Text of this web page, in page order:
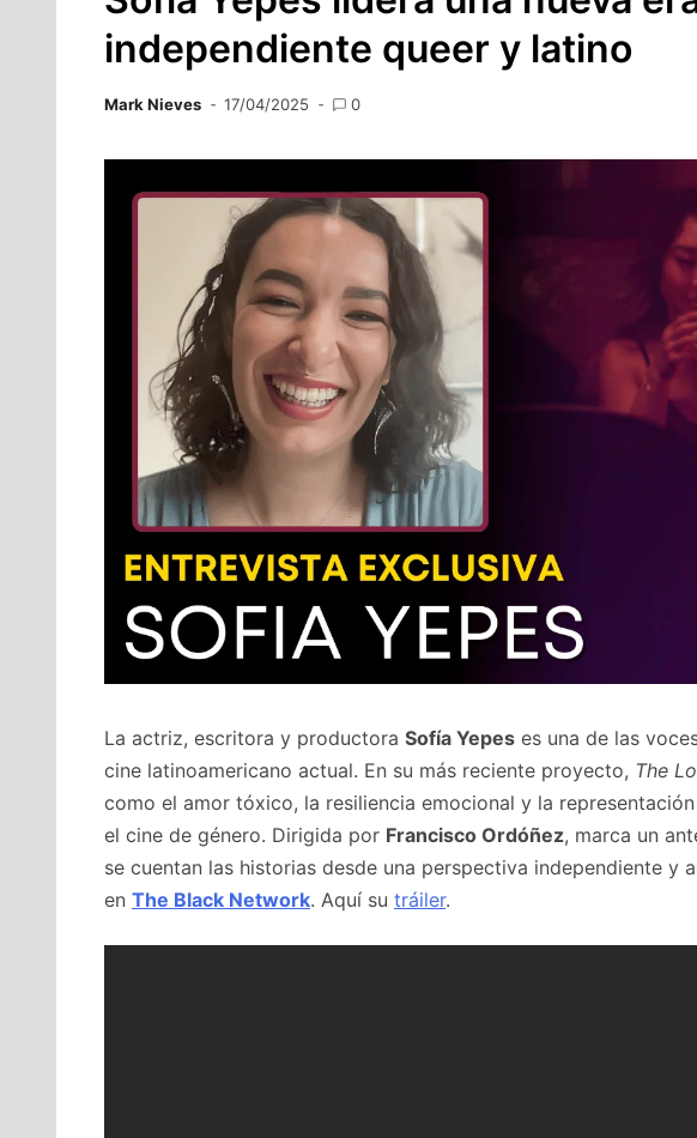
independiente queer y latino
Mark Nieves 17/04/2025 0
La actriz, escritora y productora Sofía Yepes es una de las
cine latinoamericano actual. En su más reciente proyecto, The
como el amor tóxico, la resiliencia emocional y la
el cine de género. Dirigida por Francisco Ordóñez, marca un
se cuentan las historias desde una perspectiva independiente y
en The Black Network. Aquí su tráiler.